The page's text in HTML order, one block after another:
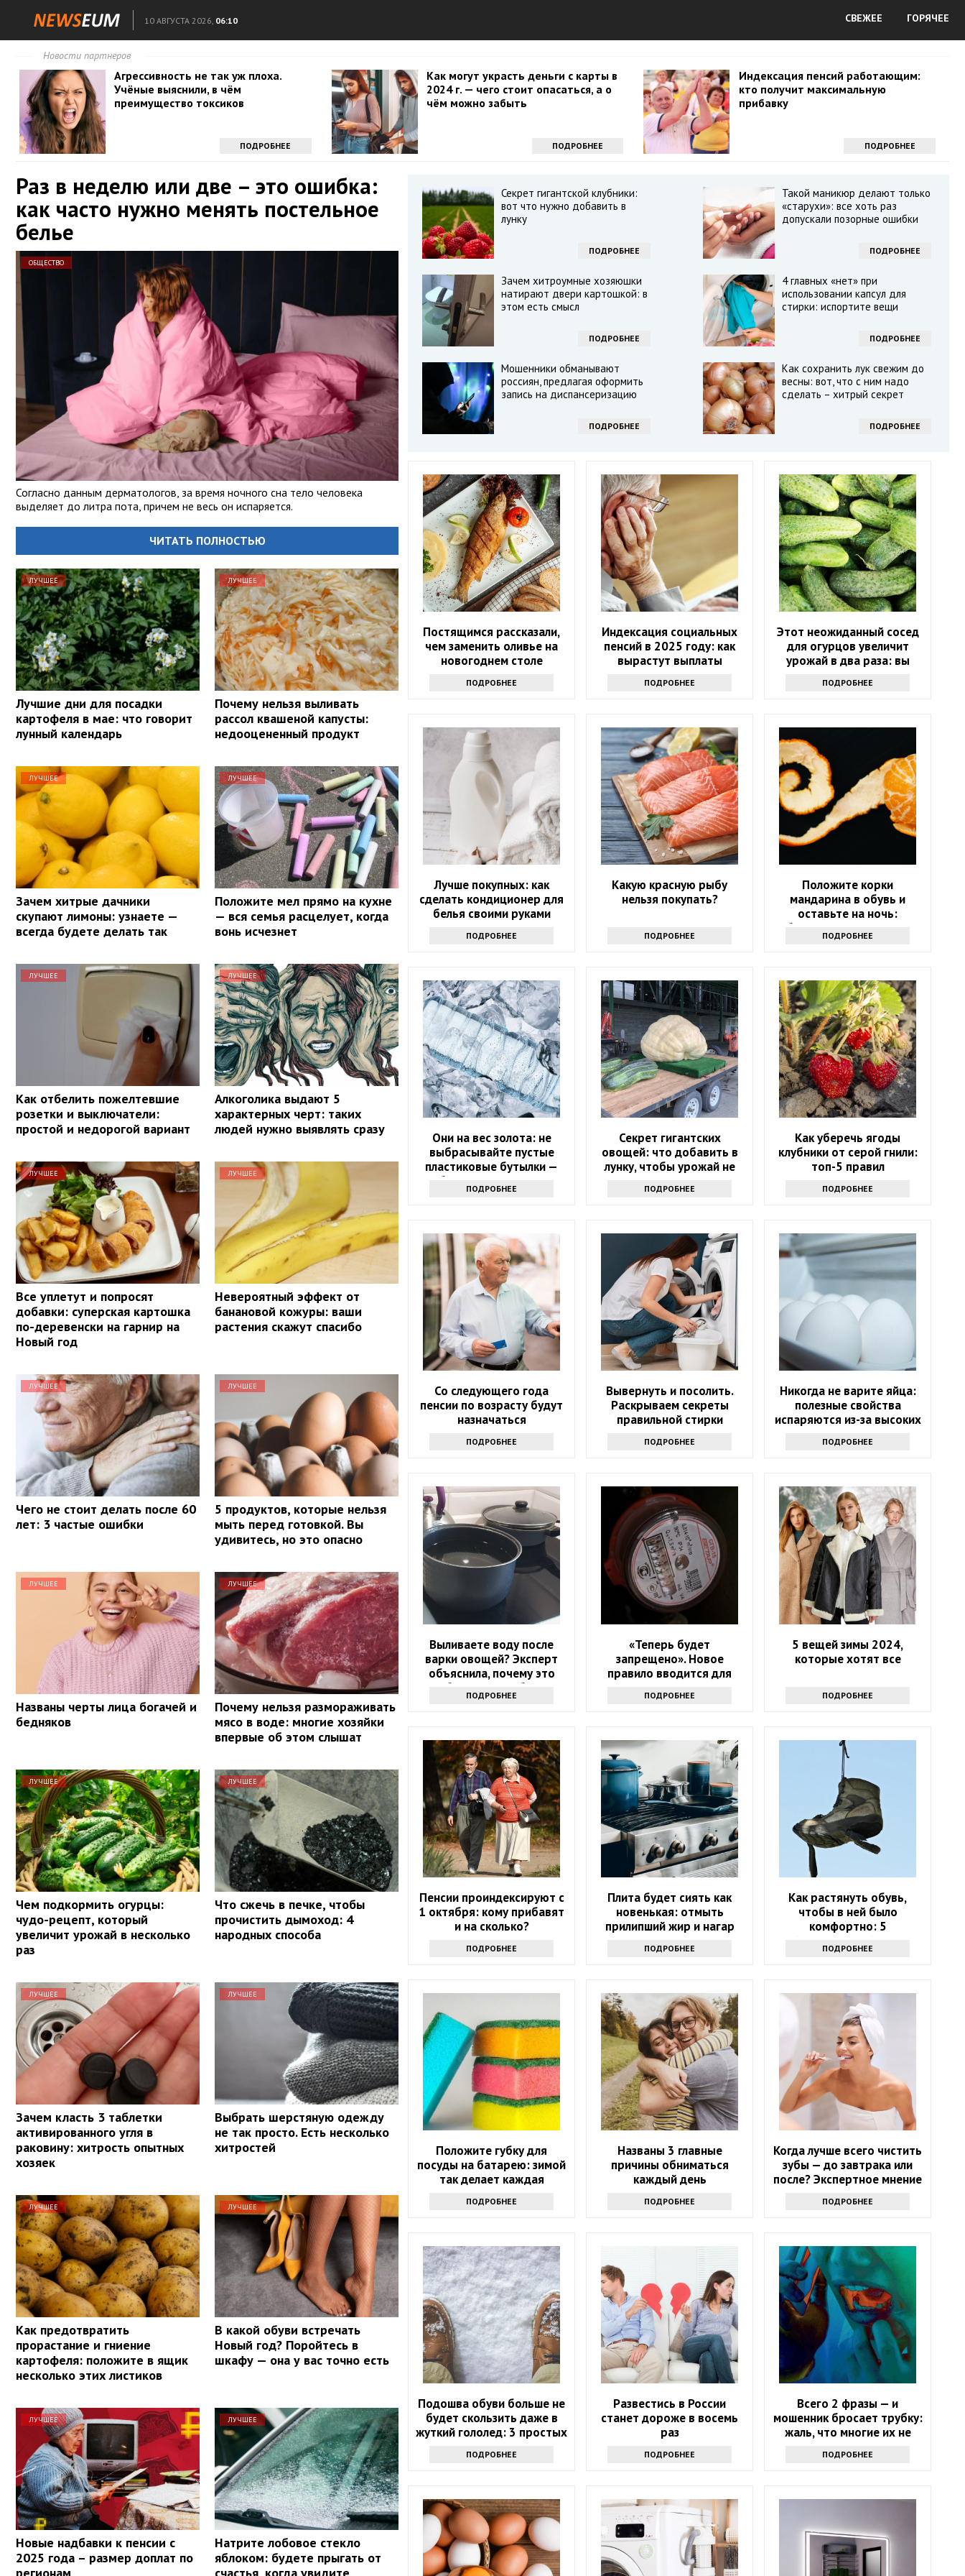
10 АВГУСТА 2026, 06:10 СВЕЖЕЕ ГОРЯЧЕЕ
Новости партнеров
Агрессивность не так уж плоха.
Учёные выяснили, в чём
преимущество токсиков
ПОДРОБНЕЕ
Как могут украсть деньги с карты в
2024 г. — чего стоит опасаться, а о
чём можно забыть
ПОДРОБНЕЕ
Индексация пенсий работающим:
кто получит максимальную
прибавку
ПОДРОБНЕЕ
Раз в неделю или две – это ошибка:
как часто нужно менять постельное
белье
ОБЩЕСТВО
Согласно данным дерматологов, за время ночного сна тело человека
выделяет до литра пота, причем не весь он испаряется.
ЧИТАТЬ ПОЛНОСТЬЮ
ЛУЧШЕЕ
Лучшие дни для посадки
картофеля в мае: что говорит
лунный календарь
ЛУЧШЕЕ
Почему нельзя выливать
рассол квашеной капусты:
недооцененный продукт
ЛУЧШЕЕ
Зачем хитрые дачники
скупают лимоны: узнаете —
всегда будете делать так
ЛУЧШЕЕ
Положите мел прямо на кухне
— вся семья расцелует, когда
вонь исчезнет
ЛУЧШЕЕ
Как отбелить пожелтевшие
розетки и выключатели:
простой и недорогой вариант
ЛУЧШЕЕ
Алкоголика выдают 5
характерных черт: таких
людей нужно выявлять сразу
ЛУЧШЕЕ
Все уплетут и попросят
добавки: суперская картошка
по-деревенски на гарнир на
Новый год
ЛУЧШЕЕ
Невероятный эффект от
банановой кожуры: ваши
растения скажут спасибо
ЛУЧШЕЕ
Чего не стоит делать после 60
лет: 3 частые ошибки
ЛУЧШЕЕ
5 продуктов, которые нельзя
мыть перед готовкой. Вы
удивитесь, но это опасно
ЛУЧШЕЕ
Названы черты лица богачей и
бедняков
ЛУЧШЕЕ
Почему нельзя размораживать
мясо в воде: многие хозяйки
впервые об этом слышат
ЛУЧШЕЕ
Чем подкормить огурцы:
чудо-рецепт, который
увеличит урожай в несколько
раз
ЛУЧШЕЕ
Что сжечь в печке, чтобы
прочистить дымоход: 4
народных способа
ЛУЧШЕЕ
Зачем класть 3 таблетки
активированного угля в
раковину: хитрость опытных
хозяек
ЛУЧШЕЕ
Выбрать шерстяную одежду
не так просто. Есть несколько
хитростей
ЛУЧШЕЕ
Как предотвратить
прорастание и гниение
картофеля: положите в ящик
несколько этих листиков
ЛУЧШЕЕ
В какой обуви встречать
Новый год? Поройтесь в
шкафу — она у вас точно есть
ЛУЧШЕЕ
Новые надбавки к пенсии с
2025 года – размер доплат по
регионам
ЛУЧШЕЕ
Натрите лобовое стекло
яблоком: будете прыгать от
счастья, когда увидите
Секрет гигантской клубники:
вот что нужно добавить в
лунку
ПОДРОБНЕЕ
Такой маникюр делают только
«старухи»: все хоть раз
допускали позорные ошибки
ПОДРОБНЕЕ
Зачем хитроумные хозяюшки
натирают двери картошкой: в
этом есть смысл
ПОДРОБНЕЕ
4 главных «нет» при
использовании капсул для
стирки: испортите вещи
ПОДРОБНЕЕ
Мошенники обманывают
россиян, предлагая оформить
запись на диспансеризацию
ПОДРОБНЕЕ
Как сохранить лук свежим до
весны: вот, что с ним надо
сделать – хитрый секрет
ПОДРОБНЕЕ
Постящимся рассказали,
чем заменить оливье на
новогоднем столе
ПОДРОБНЕЕ
Индексация социальных
пенсий в 2025 году: как
вырастут выплаты
ПОДРОБНЕЕ
Этот неожиданный сосед
для огурцов увеличит
урожай в два раза: вы
ПОДРОБНЕЕ
Лучше покупных: как
сделать кондиционер для
белья своими руками
ПОДРОБНЕЕ
Какую красную рыбу
нельзя покупать?
ПОДРОБНЕЕ
Положите корки
мандарина в обувь и
оставьте на ночь:
обалдеете, какую пользу
это принесет
ПОДРОБНЕЕ
Они на вес золота: не
выбрасывайте пустые
пластиковые бутылки —
обалдеете, зачем они
нужны
ПОДРОБНЕЕ
Секрет гигантских
овощей: что добавить в
лунку, чтобы урожай не
ПОДРОБНЕЕ
Как уберечь ягоды
клубники от серой гнили:
топ-5 правил
ПОДРОБНЕЕ
Со следующего года
пенсии по возрасту будут
назначаться
ПОДРОБНЕЕ
Вывернуть и посолить.
Раскрываем секреты
правильной стирки
ПОДРОБНЕЕ
Никогда не варите яйца:
полезные свойства
испаряются из-за высоких
ПОДРОБНЕЕ
Выливаете воду после
варки овощей? Эксперт
объяснила, почему это
большая ошибка
ПОДРОБНЕЕ
«Теперь будет
запрещено». Новое
правило вводится для
есть счетчики
ПОДРОБНЕЕ
5 вещей зимы 2024,
которые хотят все
ПОДРОБНЕЕ
Пенсии проиндексируют с
1 октября: кому прибавят
и на сколько?
ПОДРОБНЕЕ
Плита будет сиять как
новенькая: отмыть
прилипший жир и нагар
средства
ПОДРОБНЕЕ
Как растянуть обувь,
чтобы в ней было
комфортно: 5
действенных лайфхаков
ПОДРОБНЕЕ
Положите губку для
посуды на батарею: зимой
так делает каждая
опытная хозяйка
ПОДРОБНЕЕ
Названы 3 главные
причины обниматься
каждый день
ПОДРОБНЕЕ
Когда лучше всего чистить
зубы — до завтрака или
после? Экспертное мнение
ПОДРОБНЕЕ
Подошва обуви больше не
будет скользить даже в
жуткий гололед: 3 простых
ПОДРОБНЕЕ
Развестись в России
станет дороже в восемь
раз
ПОДРОБНЕЕ
Всего 2 фразы — и
мошенник бросает трубку:
жаль, что многие их не
ПОДРОБНЕЕ